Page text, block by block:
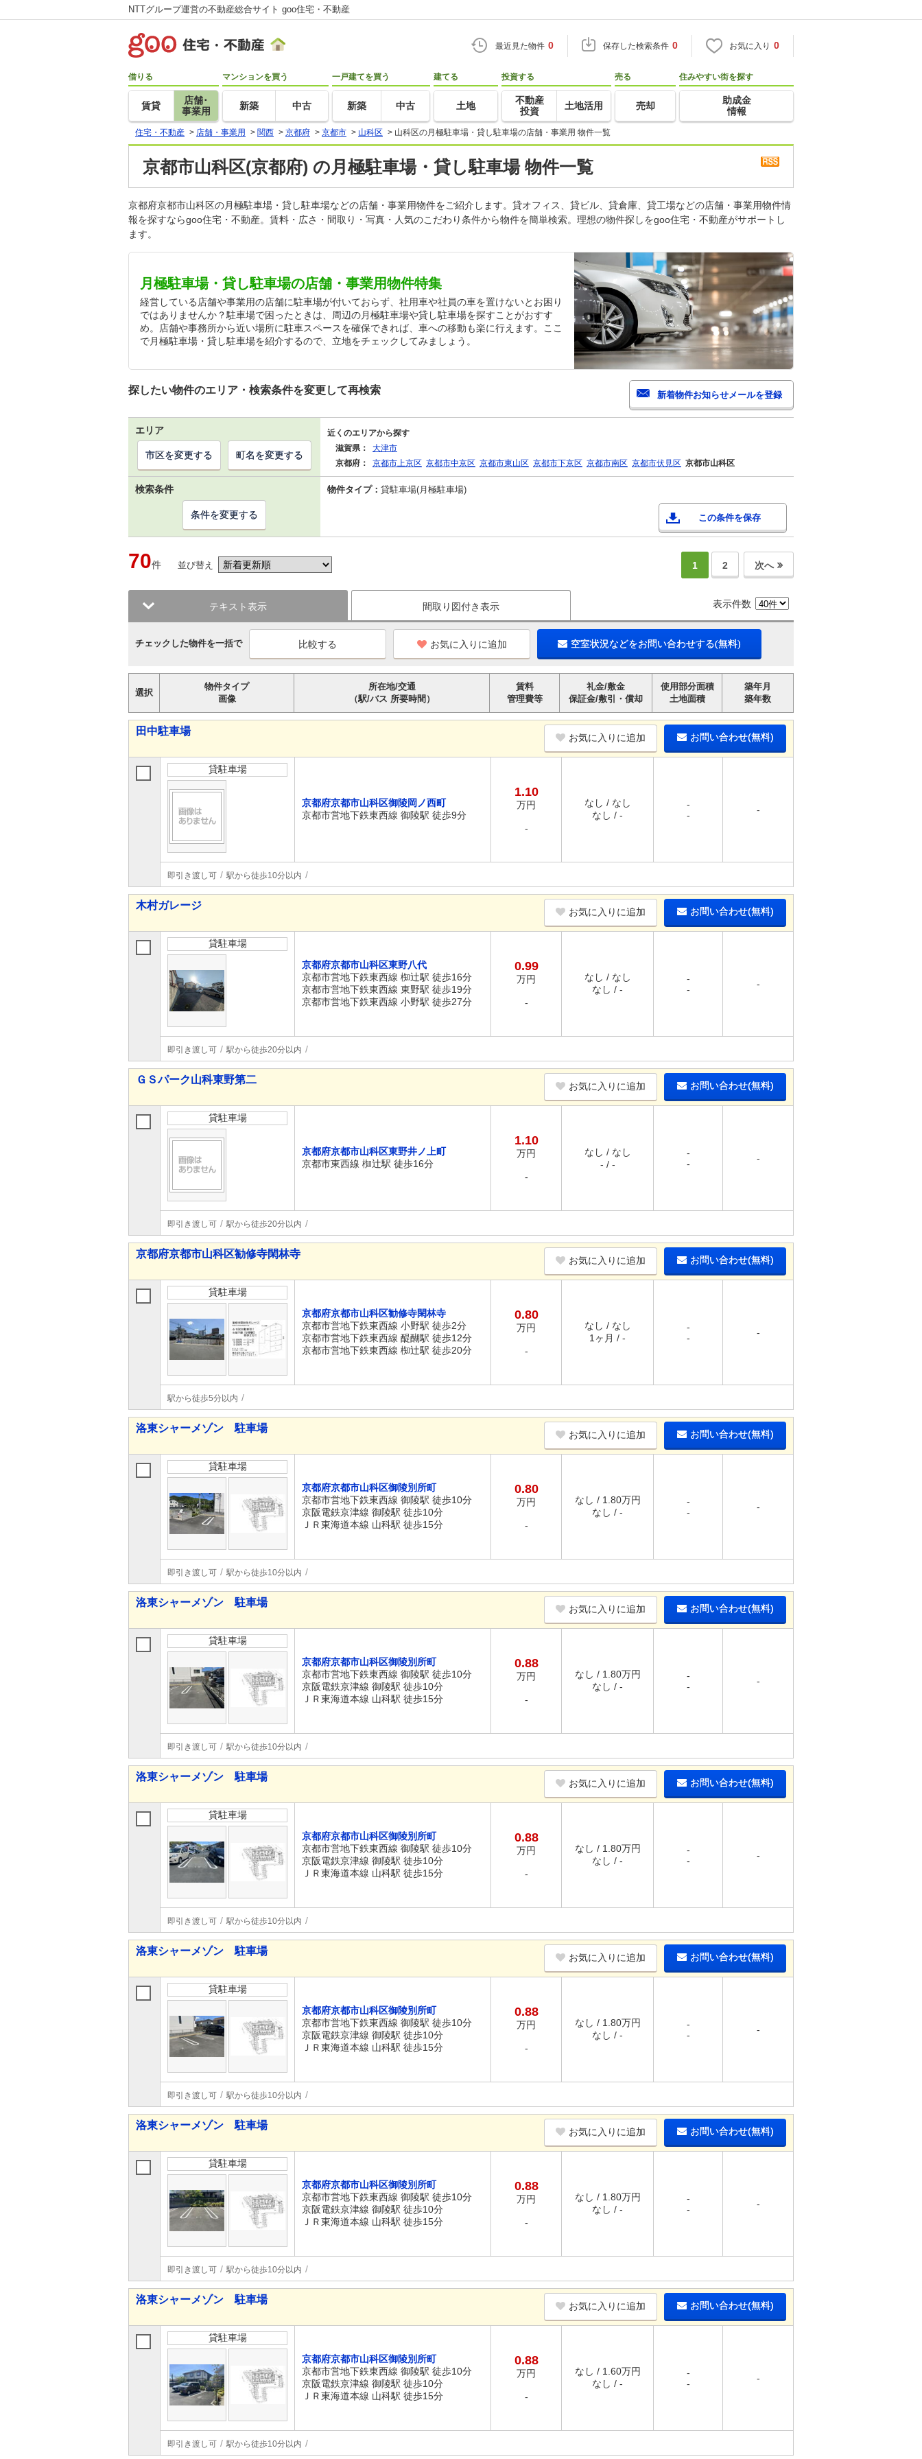
NTTグループ運営の不動産総合サイト goo住宅・不動産
最近見た物件 0 保存した検索条件 0 お気に入り 0
借りる
賃貸
店舗･
事業用
マンションを買う
新築 中古
一戸建てを買う
新築 中古
建てる
土地
投資する
不動産
投資
土地活用
売る
売却
住みやすい街を探す
助成金
情報
住宅・不動産 > 店舗・事業用 > 関西 > 京都府 > 京都市 > 山科区 > 山科区の月極駐車場・貸し駐車場の店舗・事業用 物件一覧
京都市山科区(京都府) の月極駐車場・貸し駐車場 物件一覧
京都府京都市山科区の月極駐車場・貸し駐車場などの店舗・事業用物件をご紹介します。貸オフィス、貸ビル、貸倉庫、貸工場などの店舗・事業用物件情
報を探すならgoo住宅・不動産。賃料・広さ・間取り・写真・人気のこだわり条件から物件を簡単検索。理想の物件探しをgoo住宅・不動産がサポートし
ます。
月極駐車場・貸し駐車場の店舗・事業用物件特集
経営している店舗や事業用の店舗に駐車場が付いておらず、社用車や社員の車を置けないとお困り
ではありませんか？駐車場で困ったときは、周辺の月極駐車場や貸し駐車場を探すことがおすす
め。店舗や事務所から近い場所に駐車スペースを確保できれば、車への移動も楽に行えます。ここ
で月極駐車場・貸し駐車場を紹介するので、立地をチェックしてみましょう。
探したい物件のエリア・検索条件を変更して再検索
エリア
近くのエリアから探す
滋賀県：
大津市
京都府：
京都市上京区 京都市中京区 京都市東山区 京都市下京区 京都市南区 京都市伏見区 京都市山科区
市区を変更する 町名を変更する
検索条件 物件タイプ： 貸駐車場(月極駐車場)
この条件を保存
条件を変更する
70件 並び替え 1 2 次へ
テキスト表示 間取り図付き表示 表示件数
チェックした物件を一括で お気に入りに追加 空室状況などをお問い合わせする(無料)
選択
物件タイプ
画像
所在地/交通
（駅/バス 所要時間）
賃料
管理費等
礼金/敷金
保証金/敷引・償却
使用部分面積
土地面積
築年月
築年数
田中駐車場
お気に入りに追加 お問い合わせ(無料)
貸駐車場
京都府京都市山科区御陵岡ノ西町
京都市営地下鉄東西線 御陵駅 徒歩9分
1.10
万円
-
なし / なし
なし / -
-
-
-
即引き渡し可 駅から徒歩10分以内
木村ガレージ
お気に入りに追加 お問い合わせ(無料)
貸駐車場
京都府京都市山科区東野八代
京都市営地下鉄東西線 椥辻駅 徒歩16分
京都市営地下鉄東西線 東野駅 徒歩19分
京都市営地下鉄東西線 小野駅 徒歩27分
0.99
万円
-
なし / なし
なし / -
-
-
-
即引き渡し可 駅から徒歩20分以内
ＧＳパーク山科東野第二
お気に入りに追加 お問い合わせ(無料)
貸駐車場
京都府京都市山科区東野井ノ上町
京都市東西線 椥辻駅 徒歩16分
1.10
万円
-
なし / なし
- / -
-
-
-
即引き渡し可 駅から徒歩20分以内
京都府京都市山科区勧修寺閑林寺
お気に入りに追加 お問い合わせ(無料)
貸駐車場
京都府京都市山科区勧修寺閑林寺
京都市営地下鉄東西線 小野駅 徒歩2分
京都市営地下鉄東西線 醍醐駅 徒歩12分
京都市営地下鉄東西線 椥辻駅 徒歩20分
0.80
万円
-
なし / なし
1ヶ月 / -
-
-
-
駅から徒歩5分以内
洛東シャーメゾン 駐車場
お気に入りに追加 お問い合わせ(無料)
貸駐車場
京都府京都市山科区御陵別所町
京都市営地下鉄東西線 御陵駅 徒歩10分
京阪電鉄京津線 御陵駅 徒歩10分
ＪＲ東海道本線 山科駅 徒歩15分
0.80
万円
-
なし / 1.80万円
なし / -
-
-
-
即引き渡し可 駅から徒歩10分以内
洛東シャーメゾン 駐車場
お気に入りに追加 お問い合わせ(無料)
貸駐車場
京都府京都市山科区御陵別所町
京都市営地下鉄東西線 御陵駅 徒歩10分
京阪電鉄京津線 御陵駅 徒歩10分
ＪＲ東海道本線 山科駅 徒歩15分
0.88
万円
-
なし / 1.80万円
なし / -
-
-
-
即引き渡し可 駅から徒歩10分以内
洛東シャーメゾン 駐車場
お気に入りに追加 お問い合わせ(無料)
貸駐車場
京都府京都市山科区御陵別所町
京都市営地下鉄東西線 御陵駅 徒歩10分
京阪電鉄京津線 御陵駅 徒歩10分
ＪＲ東海道本線 山科駅 徒歩15分
0.88
万円
-
なし / 1.80万円
なし / -
-
-
-
即引き渡し可 駅から徒歩10分以内
洛東シャーメゾン 駐車場
お気に入りに追加 お問い合わせ(無料)
貸駐車場
京都府京都市山科区御陵別所町
京都市営地下鉄東西線 御陵駅 徒歩10分
京阪電鉄京津線 御陵駅 徒歩10分
ＪＲ東海道本線 山科駅 徒歩15分
0.88
万円
-
なし / 1.80万円
なし / -
-
-
-
即引き渡し可 駅から徒歩10分以内
洛東シャーメゾン 駐車場
お気に入りに追加 お問い合わせ(無料)
貸駐車場
京都府京都市山科区御陵別所町
京都市営地下鉄東西線 御陵駅 徒歩10分
京阪電鉄京津線 御陵駅 徒歩10分
ＪＲ東海道本線 山科駅 徒歩15分
0.88
万円
-
なし / 1.80万円
なし / -
-
-
-
即引き渡し可 駅から徒歩10分以内
洛東シャーメゾン 駐車場
お気に入りに追加 お問い合わせ(無料)
貸駐車場
京都府京都市山科区御陵別所町
京都市営地下鉄東西線 御陵駅 徒歩10分
京阪電鉄京津線 御陵駅 徒歩10分
ＪＲ東海道本線 山科駅 徒歩15分
0.88
万円
-
なし / 1.60万円
なし / -
-
-
-
即引き渡し可 駅から徒歩10分以内